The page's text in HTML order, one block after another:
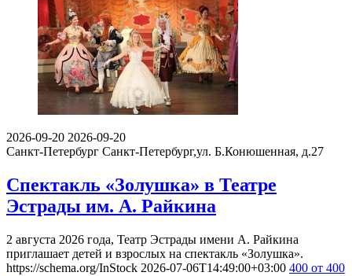
2026-09-20 2026-09-20
Санкт-Петербург Санкт-Петербург,ул. Б.Конюшенная, д.27
Спектакль «Золушка» в Театре
Эстрады им. А. Райкина
2 августа 2026 года, Театр Эстрады имени А. Райкина
приглашает детей и взрослых на спектакль «Золушка».
https://schema.org/InStock 2026-07-06T14:49:00+03:00 400 от 400